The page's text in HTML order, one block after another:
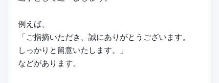
例えば、
「ご指摘いただき、誠にありがとうございます。
しっかりと留意いたします。」
などがあります。